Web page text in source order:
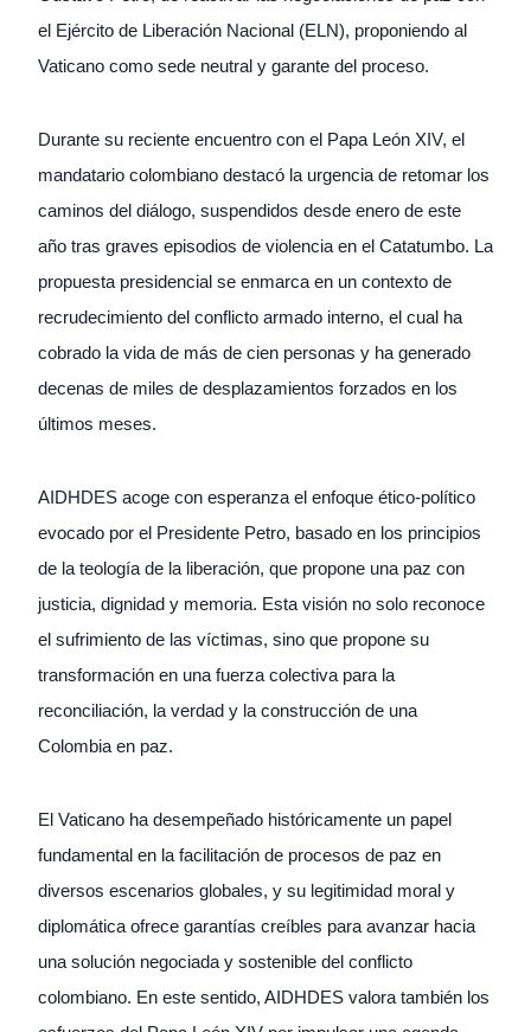
el Ejército de Liberación Nacional (ELN), proponiendo al
Vaticano como sede neutral y garante del proceso.
Durante su reciente encuentro con el Papa León XIV, el
mandatario colombiano destacó la urgencia de retomar los
caminos del diálogo, suspendidos desde enero de este
año tras graves episodios de violencia en el Catatumbo. La
propuesta presidencial se enmarca en un contexto de
recrudecimiento del conflicto armado interno, el cual ha
cobrado la vida de más de cien personas y ha generado
decenas de miles de desplazamientos forzados en los
últimos meses.
AIDHDES acoge con esperanza el enfoque ético-político
evocado por el Presidente Petro, basado en los principios
de la teología de la liberación, que propone una paz con
justicia, dignidad y memoria. Esta visión no solo reconoce
el sufrimiento de las víctimas, sino que propone su
transformación en una fuerza colectiva para la
reconciliación, la verdad y la construcción de una
Colombia en paz.
El Vaticano ha desempeñado históricamente un papel
fundamental en la facilitación de procesos de paz en
diversos escenarios globales, y su legitimidad moral y
diplomática ofrece garantías creíbles para avanzar hacia
una solución negociada y sostenible del conflicto
colombiano. En este sentido, AIDHDES valora también los